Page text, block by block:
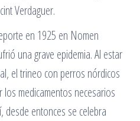
Verdaguer.
en 1925 en Nomen
una grave epidemia. Al estar
el trineo con perros nórdicos
medicamentos necesarios
desde entonces se celebra